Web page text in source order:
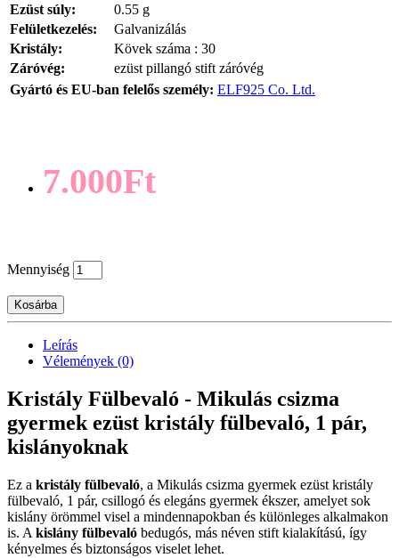
Ezüst súly:
0.55 g
Felületkezelés:
Galvanizálás
Kristály:
Kövek száma : 30
Záróvég:
ezüst pillangó stift záróvég
Gyártó és EU-ban felelős személy: ELF925 Co. Ltd.
7.000Ft
Mennyiség
Kosárba
Leírás
Vélemények (0)
Kristály Fülbevaló - Mikulás csizma
gyermek ezüst kristály fülbevaló, 1 pár,
kislányoknak
Ez a kristály fülbevaló, a Mikulás csizma gyermek ezüst kristály
fülbevaló, 1 pár, csillogó és elegáns gyermek ékszer, amelyet sok
kislány örömmel visel a mindennapokban és különleges alkalmakon
is. A kislány fülbevaló bedugós, más néven stift kialakítású, így
kényelmes és biztonságos viselet lehet.